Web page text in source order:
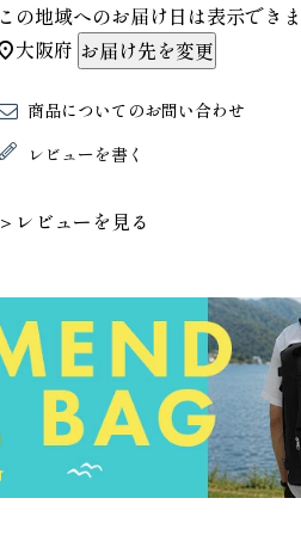
この地域へのお届け日は表示でき
大阪府 お届け先を変更
商品についてのお問い合わせ
レビューを書く
＞レビューを見る